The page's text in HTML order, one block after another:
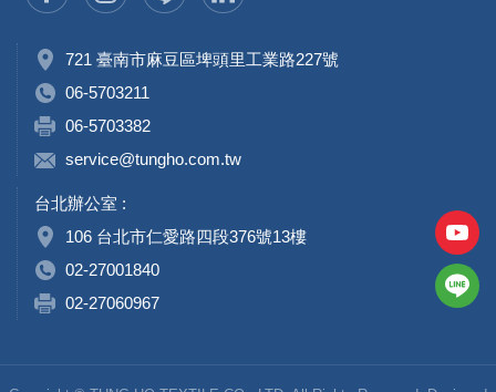
721 臺南市麻豆區埤頭里工業路227號
06-5703211
06-5703382
service@tungho.com.tw
台北辦公室 :
106 台北市仁愛路四段376號13樓
02-27001840
02-27060967